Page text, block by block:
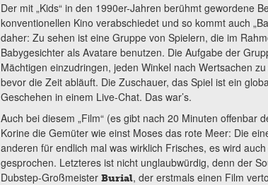
Der mit „Kids“ in den 1990er-Jahren berühmt gewordene
konventionellen Kino verabschiedet und so kommt auch
daher: Zu sehen ist eine Gruppe von Spielern, die im
Babygesichter als Avatare benutzen. Die Aufgabe der
Mächtigen einzudringen, jeden Winkel nach Wertsachen
bevor die Zeit abläuft. Die Zuschauer, das Spiel ist ein
Geschehen in einem Live-Chat. Das war’s.
Auch bei diesem „Film“ (es gibt nach 20 Minuten offenbar
Korine die Gemüter wie einst Moses das rote Meer: Die
anderen für endlich mal was wirklich Frisches, es wird
gesprochen. Letzteres ist nicht unglaubwürdig, denn der
Dubstep-Großmeister Burial, der erstmals einen Film